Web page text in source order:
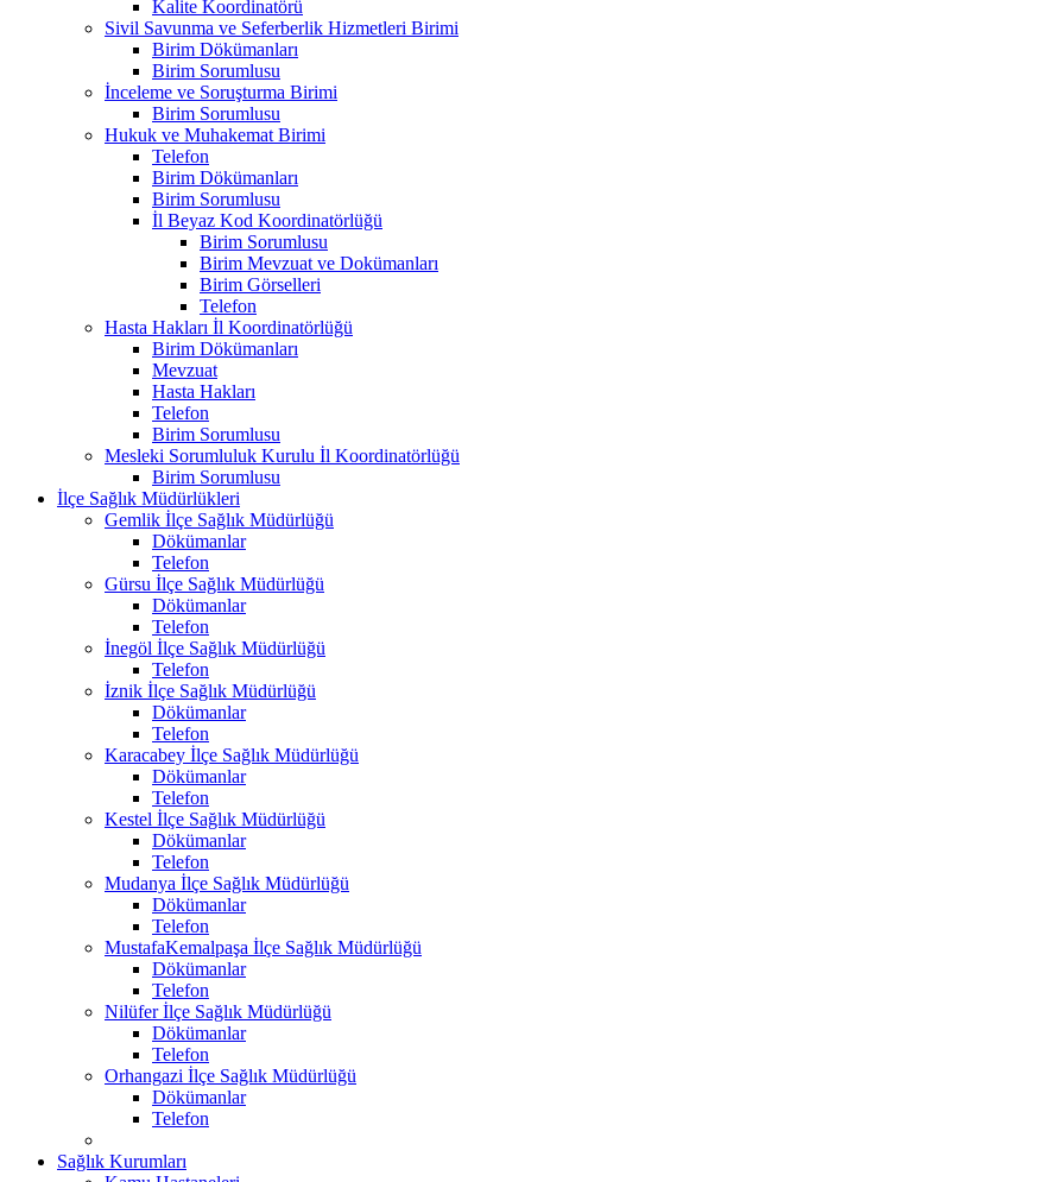
Kalite Koordinatörü
Sivil Savunma ve Seferberlik Hizmetleri Birimi
Birim Dökümanları
Birim Sorumlusu
İnceleme ve Soruşturma Birimi
Birim Sorumlusu
Hukuk ve Muhakemat Birimi
Telefon
Birim Dökümanları
Birim Sorumlusu
İl Beyaz Kod Koordinatörlüğü
Birim Sorumlusu
Birim Mevzuat ve Dokümanları
Birim Görselleri
Telefon
Hasta Hakları İl Koordinatörlüğü
Birim Dökümanları
Mevzuat
Hasta Hakları
Telefon
Birim Sorumlusu
Mesleki Sorumluluk Kurulu İl Koordinatörlüğü
Birim Sorumlusu
İlçe Sağlık Müdürlükleri
Gemlik İlçe Sağlık Müdürlüğü
Dökümanlar
Telefon
Gürsu İlçe Sağlık Müdürlüğü
Dökümanlar
Telefon
İnegöl İlçe Sağlık Müdürlüğü
Telefon
İznik İlçe Sağlık Müdürlüğü
Dökümanlar
Telefon
Karacabey İlçe Sağlık Müdürlüğü
Dökümanlar
Telefon
Kestel İlçe Sağlık Müdürlüğü
Dökümanlar
Telefon
Mudanya İlçe Sağlık Müdürlüğü
Dökümanlar
Telefon
MustafaKemalpaşa İlçe Sağlık Müdürlüğü
Dökümanlar
Telefon
Nilüfer İlçe Sağlık Müdürlüğü
Dökümanlar
Telefon
Orhangazi İlçe Sağlık Müdürlüğü
Dökümanlar
Telefon
Sağlık Kurumları